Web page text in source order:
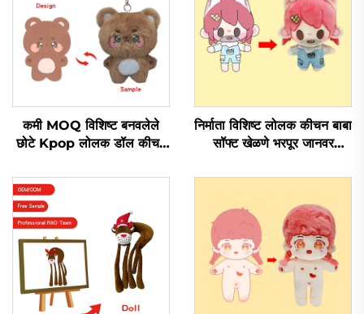
कमी MOQ विशिष्ट बनवलेले
छोटे Kpop लोलक डॉल कीचन
निर्माता विशिष्ट लोलक कीचन बाबा
सॉफ्ट खेळणे भरपूर जानवर